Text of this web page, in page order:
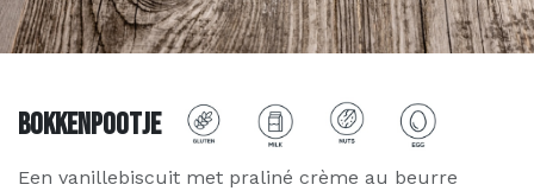
Bokkenpootje
Een vanillebiscuit met praliné crème au beurre